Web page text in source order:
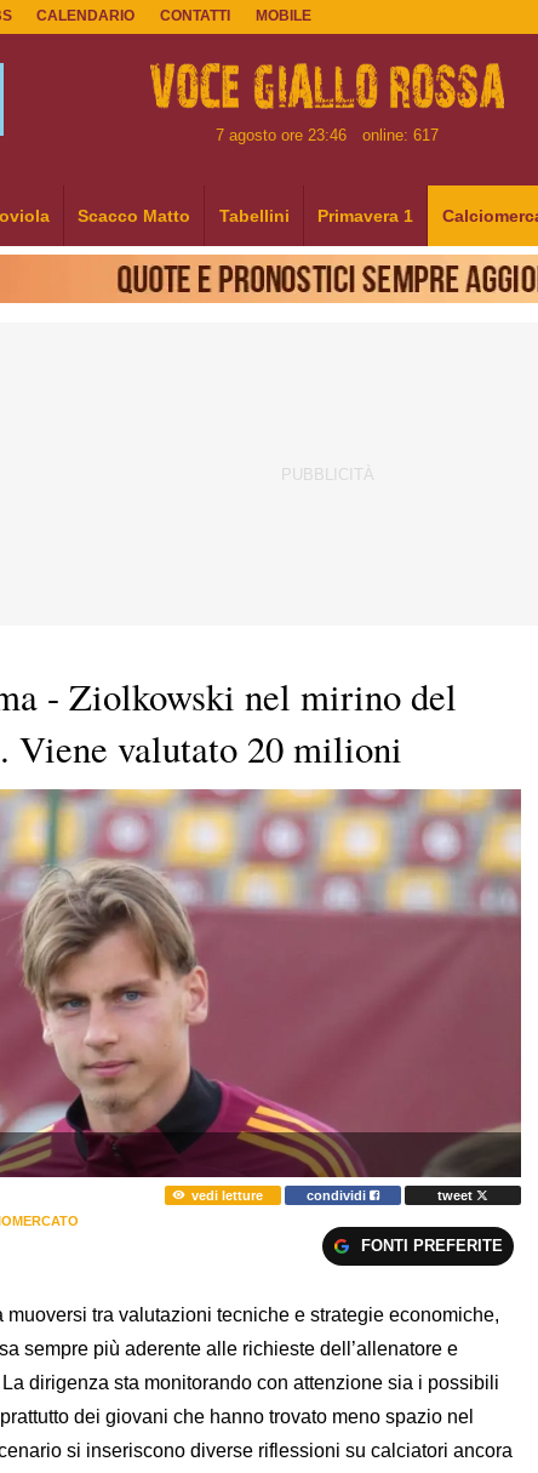
CALENDARIO CONTATTI MOBILE
7 agosto ore 23:46 online: 617
Scacco Matto Tabellini Primavera 1
- Ziolkowski nel mirino del
Viene valutato 20 milioni
vedi letture condividi
tweet
FONTI PREFERITE
muoversi tra valutazioni tecniche e strategie economiche,
sempre più aderente alle richieste dell’allenatore e
dirigenza sta monitorando con attenzione sia i possibili
dei giovani che hanno trovato meno spazio nel
si inseriscono diverse riflessioni su calciatori ancora